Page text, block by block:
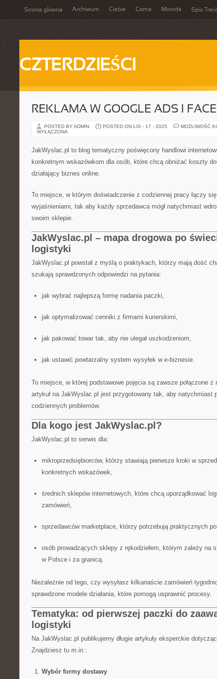
Strona główna Archiwum Ciebie Coma Mirinda Spis
CZTERDZIEŚCI
REKLAMA W GOOGLE ADS I
POSTED BY ADMIN POSTED ON LIS - 17 - 2025
MOŻLIWOŚĆ
WYŁĄCZONA
JakWyslac.pl to blog tematyczny poświęcony handlowi
konkretnym wskazówkom dla osób, które chcą obniżać koszty
działający biznes online.
To miejsce, w którym doświadczenie z codziennej pracy łączy
wyjaśnieniami, tak aby każdy sprzedawca mógł natychmiast
swoim sklepie.
JakWyslac.pl – mapa drogowa po
logistyki
JakWyslac.pl powstał z myślą o praktykach, którzy mają dość
szukają sprawdzonych odpowiedzi na pytania:
jak wybrać najlepszą formę nadania paczki,
jak optymalizować cenniki z firmami kurierskimi,
jak pakować towar tak, aby nie ulegał uszkodzeniom,
jak ustawić powtarzalny system wysyłek w e-biznesie.
To miejsce, w której podstawowe pojęcia są zawsze połączone z
artykuł na JakWyslac.pl jest przygotowany tak, aby natychmiast
codziennych problemów.
Dla kogo jest JakWyslac.pl?
JakWyslac.pl to serwis dla:
mikroprzedsiębiorców, którzy stawiają pierwsze kroki w
konkretnych wskazówek,
średnich sklepów internetowych, które chcą uporządkować
zamówień,
sprzedawców marketplace, którzy potrzebują praktycznych
osób prowadzących sklepy z rękodziełem, którym zależy na
w Polsce i za granicą.
Niezależnie od tego, czy wysyłasz kilkanaście zamówień
sprawdzone modele działania, które pomogą usprawnić procesy.
Tematyka: od pierwszej paczki do
logistyki
Na JakWyslac.pl publikujemy długie artykuły eksperckie
Znajdziesz tu m.in.:
Wybór formy dostawy